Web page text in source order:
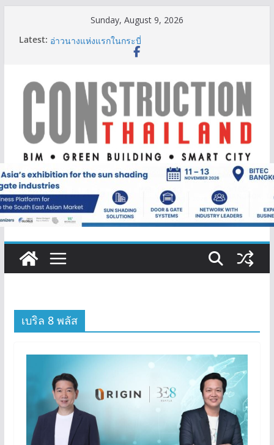
Sunday, August 9, 2026
Latest: IHG Hotels & Resorts เปิดตัว ฮอลิเดย์ อินน์ เอ็กซ์เพรส
อ่าวนางแห่งแรกในกระบี่
รับมือแผ่นดินไหว
TITLE เผยรายได้ครึ่งปีแรก’69 มากกว่า 2,000 ล้านบาท
เติบโต 377% ชี้ดีมานด์ภูเก็ตยังแกร่ง
BCT Expo 2026 ชูแนวคิด “Empowering Net Zero in
Construction & Mining” ขับเคลื่อนอุตสาหกรรม
ลลิล พร็อพเพอร์ตี้ ก้าวสู่ปีที่ 40 ยึดลูกค้าเป็นศูนย์กลาง
เดินหน้าสร้างการเติบโตอย่างยั่งยืน
เบริล 8 พลัส